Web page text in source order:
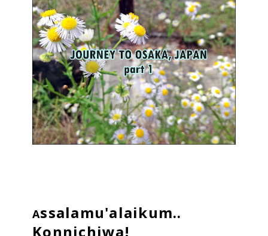
Assalamu'alaikum..
Konnichiwa!